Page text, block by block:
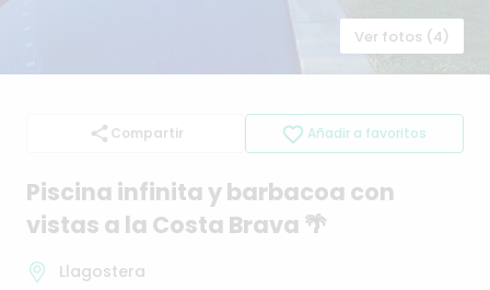
Ver fotos (4)
Compartir Añadir a favoritos
Piscina infinita ybarbacoa con
vistas a la Costa Brava 🌴
Llagostera